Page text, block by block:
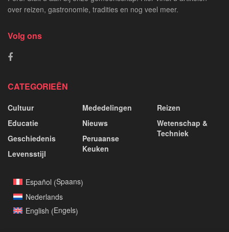
over reizen, gastronomie, tradities en nog veel meer.
Volg ons
CATEGORIEËN
Cultuur
Educatie
Geschiedenis
Levensstijl
Mededelingen
Nieuws
Peruaanse
Keuken
Reizen
Wetenschap &
Techniek
Español (Spaans)
Nederlands
English (Engels)